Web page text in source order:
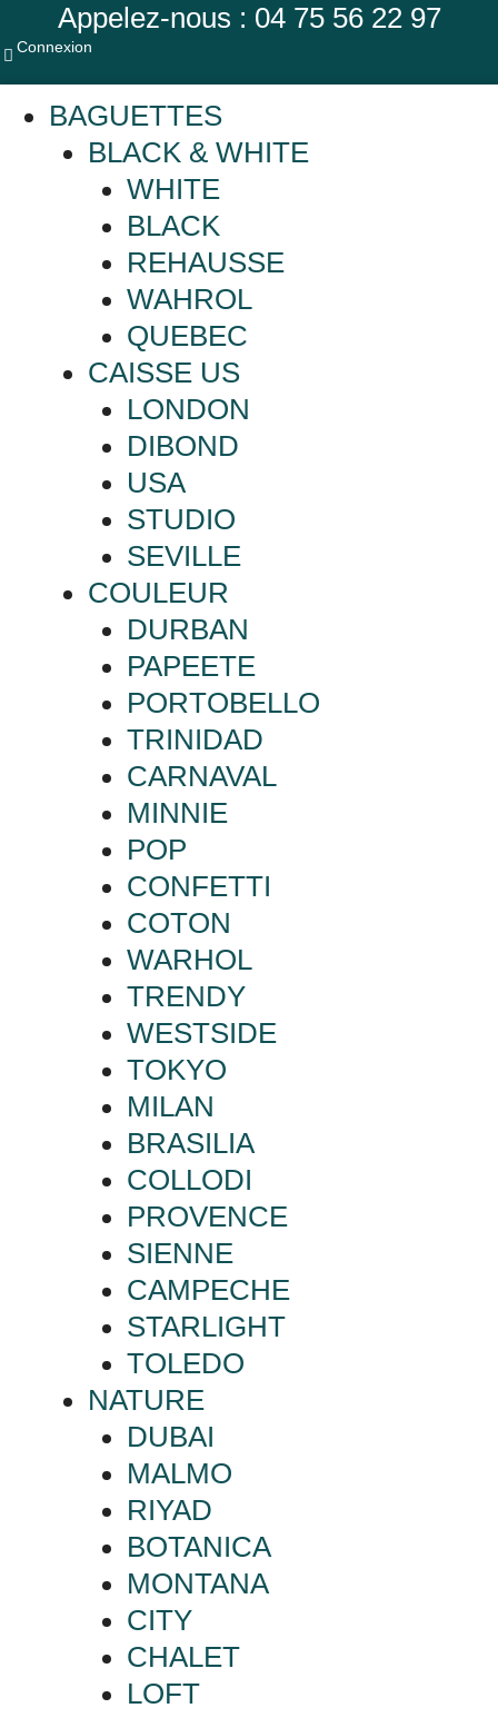
Appelez-nous : 04 75 56 22 97
Connexion
BAGUETTES
BLACK & WHITE
WHITE
BLACK
REHAUSSE
WAHROL
QUEBEC
CAISSE US
LONDON
DIBOND
USA
STUDIO
SEVILLE
COULEUR
DURBAN
PAPEETE
PORTOBELLO
TRINIDAD
CARNAVAL
MINNIE
POP
CONFETTI
COTON
WARHOL
TRENDY
WESTSIDE
TOKYO
MILAN
BRASILIA
COLLODI
PROVENCE
SIENNE
CAMPECHE
STARLIGHT
TOLEDO
NATURE
DUBAI
MALMO
RIYAD
BOTANICA
MONTANA
CITY
CHALET
LOFT